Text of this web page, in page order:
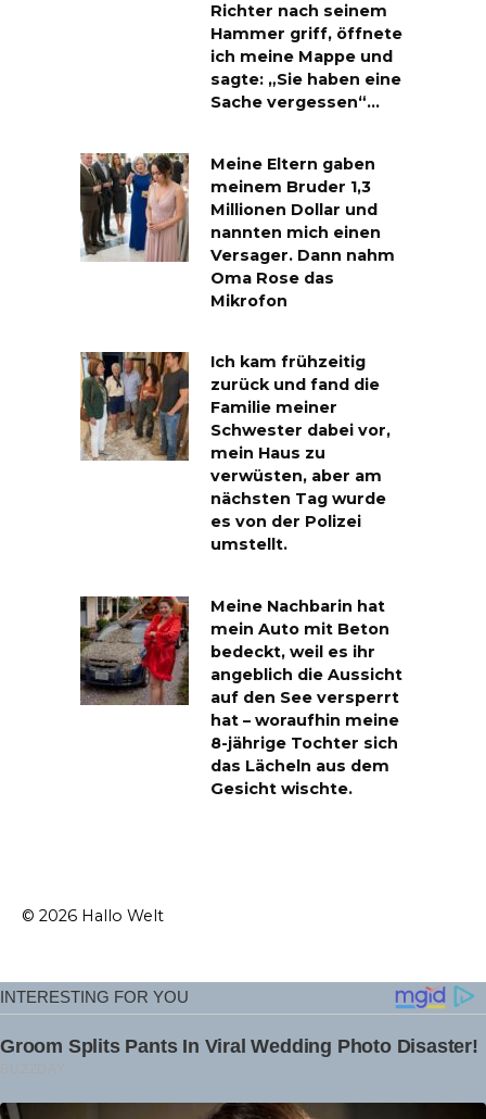
Richter nach seinem
Hammer griff, öffnete
ich meine Mappe und
sagte: „Sie haben eine
Sache vergessen“…
Meine Eltern gaben
meinem Bruder 1,3
Millionen Dollar und
nannten mich einen
Versager. Dann nahm
Oma Rose das
Mikrofon
Ich kam frühzeitig
zurück und fand die
Familie meiner
Schwester dabei vor,
mein Haus zu
verwüsten, aber am
nächsten Tag wurde
es von der Polizei
umstellt.
Meine Nachbarin hat
mein Auto mit Beton
bedeckt, weil es ihr
angeblich die Aussicht
auf den See versperrt
hat – woraufhin meine
8-jährige Tochter sich
das Lächeln aus dem
Gesicht wischte.
© 2026 Hallo Welt